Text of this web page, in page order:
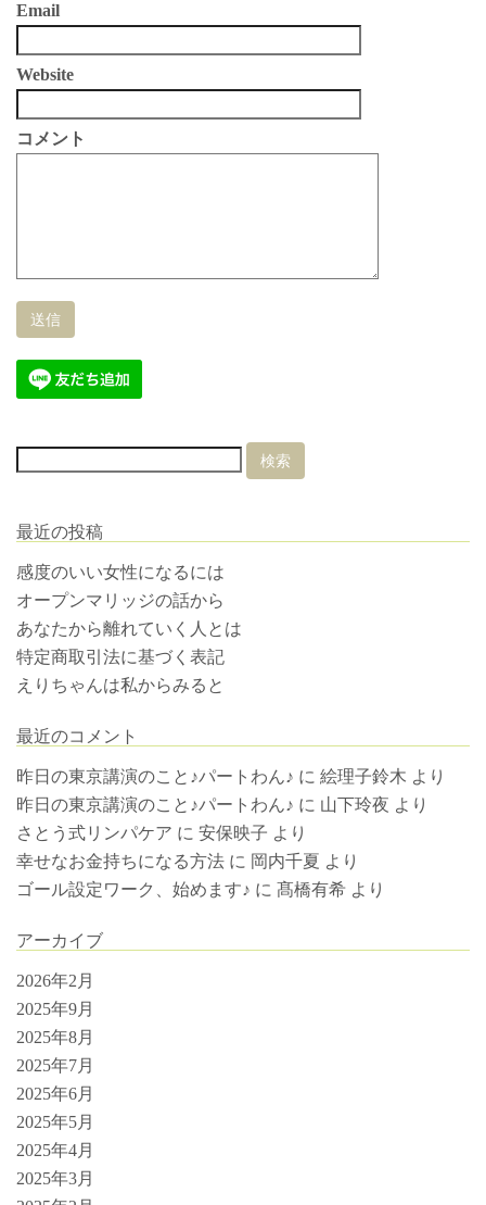
Email
Website
コメント
最近の投稿
感度のいい女性になるには
オープンマリッジの話から
あなたから離れていく人とは
特定商取引法に基づく表記
えりちゃんは私からみると
最近のコメント
昨日の東京講演のこと♪パートわん♪ に 絵理子鈴木 より
昨日の東京講演のこと♪パートわん♪ に 山下玲夜 より
さとう式リンパケア に 安保映子 より
幸せなお金持ちになる方法 に 岡内千夏 より
ゴール設定ワーク、始めます♪ に 髙橋有希 より
アーカイブ
2026年2月
2025年9月
2025年8月
2025年7月
2025年6月
2025年5月
2025年4月
2025年3月